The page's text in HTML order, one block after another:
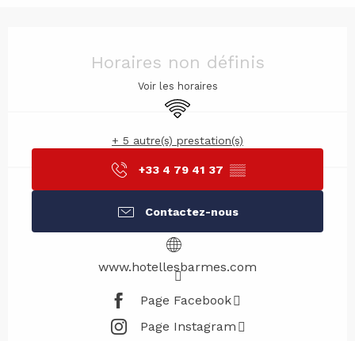
Horaires non définis
Voir les horaires
WiFi
+ 5 autre(s) prestation(s)
+33 4 79 41 37 ▒▒
Contactez-nous
www.hotellesbarmes.com
Page Facebook
Page Instagram